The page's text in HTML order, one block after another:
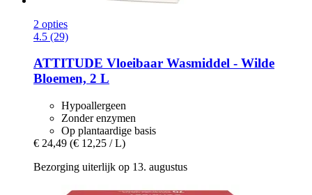
2 opties
4.5 (29)
ATTITUDE Vloeibaar Wasmiddel -​ Wilde
Bloemen, 2 L
Hypoallergeen
Zonder enzymen
Op plantaardige basis
€ 24,49 (€ 12,25 / L)
Bezorging uiterlijk op 13. augustus